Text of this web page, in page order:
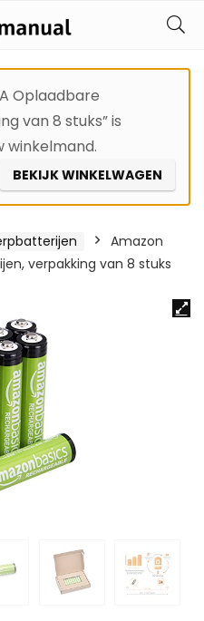
Oplaadbare
van 8 stuks” is
winkelmand.
BEKIJK WINKELWAGEN
Amazon
verpakking van 8 stuks